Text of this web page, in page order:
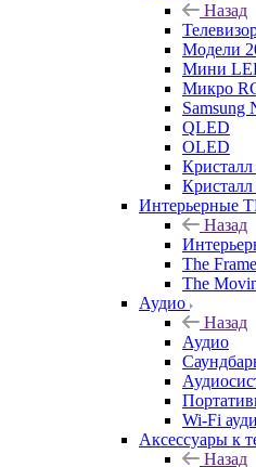
Назад
Модели
Мини
Микро
Samsung
QLED
OLED
Интерьерные
Назад
The Frame
The
Аудио
Назад
Аудио
Wi-Fi
Аксессуары к
Назад